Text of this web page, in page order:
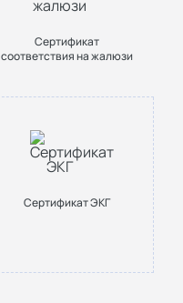
Сертификат
соответствия на жалюзи
Сертификат ЭКГ